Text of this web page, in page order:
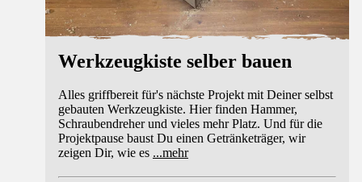
Werkzeugkiste selber bauen
Alles griffbereit für's nächste Projekt mit Deiner selbst
gebauten Werkzeugkiste. Hier finden Hammer,
Schraubendreher und vieles mehr Platz. Und für die
Projektpause baust Du einen Getränketräger, wir
zeigen Dir, wie es ...mehr